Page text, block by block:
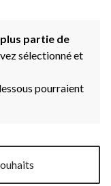
partie de
sélectionné et
pourraient